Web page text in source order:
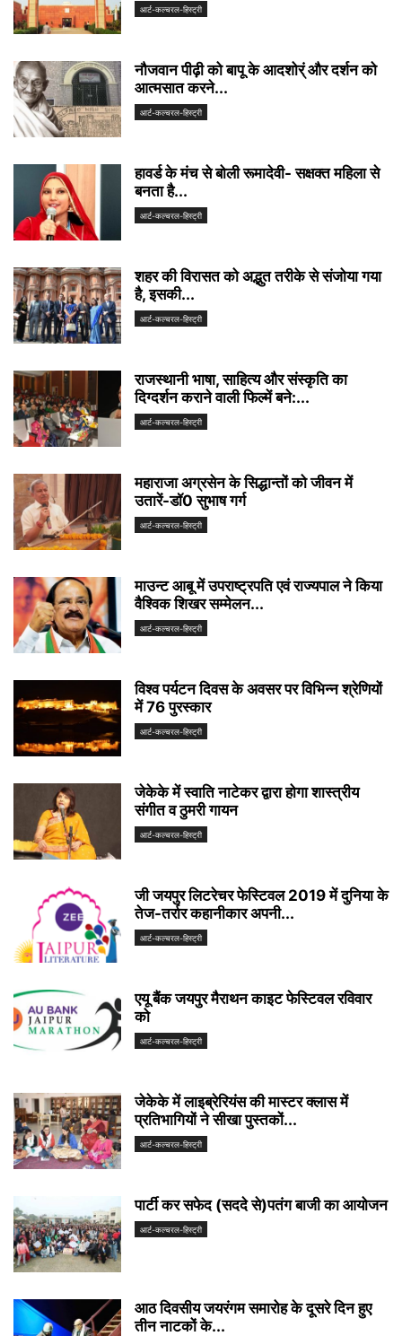
आर्ट-कल्चरल-हिस्ट्री
नौजवान पीढ़ी को बापू के आदशोर्ं और दर्शन को
आत्मसात करने...
आर्ट-कल्चरल-हिस्ट्री
हावर्ड के मंच से बोली रूमादेवी- सक्षक्त महिला से
बनता है...
आर्ट-कल्चरल-हिस्ट्री
शहर की विरासत को अद्भुत तरीके से संजोया गया
है, इसकी...
आर्ट-कल्चरल-हिस्ट्री
राजस्थानी भाषा, साहित्य और संस्कृति का
दिग्दर्शन कराने वाली फिल्में बने:...
आर्ट-कल्चरल-हिस्ट्री
महाराजा अग्रसेन के सिद्धान्तों को जीवन में
उतारें-डॉ0 सुभाष गर्ग
आर्ट-कल्चरल-हिस्ट्री
माउन्ट आबू में उपराष्ट्रपति एवं राज्यपाल ने किया
वैश्विक शिखर सम्मेलन...
आर्ट-कल्चरल-हिस्ट्री
विश्व पर्यटन दिवस के अवसर पर विभिन्न श्रेणियों
में 76 पुरस्कार
आर्ट-कल्चरल-हिस्ट्री
जेकेके में स्वाति नाटेकर द्वारा होगा शास्त्रीय
संगीत व ठुमरी गायन
आर्ट-कल्चरल-हिस्ट्री
जी जयपुर लिटरेचर फेस्टिवल 2019 में दुनिया के
तेज-तर्रार कहानीकार अपनी...
आर्ट-कल्चरल-हिस्ट्री
एयू बैंक जयपुर मैराथन काइट फेस्टिवल रविवार
को
आर्ट-कल्चरल-हिस्ट्री
जेकेके में लाइब्रेरियंस की मास्टर क्लास में
प्रतिभागियों ने सीखा पुस्तकों...
आर्ट-कल्चरल-हिस्ट्री
पार्टी कर सफेद (सददे से)पतंग बाजी का आयोजन
आर्ट-कल्चरल-हिस्ट्री
आठ दिवसीय जयरंगम समारोह के दूसरे दिन हुए
तीन नाटकों के...